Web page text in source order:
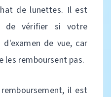
de lunettes. Il est
de vérifier si votre
de vue, car
les remboursent pas.
il est